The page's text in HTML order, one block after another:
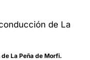
La Peña de Morfi.